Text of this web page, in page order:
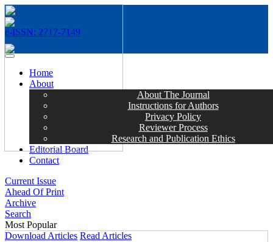
e-ISSN: 2717-7149
MENÜ
Home
About
About The Journal
Instructions for Authors
Privacy Policy
Reviewer Process
Research and Publication Ethics
Editorial Board
Contact
Current Issue
Ahead Of Print
Archive
Search
Most Popular
Download Articles Read Articles